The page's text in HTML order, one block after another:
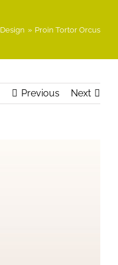
Design » Proin Tortor Orcus
Previous Next